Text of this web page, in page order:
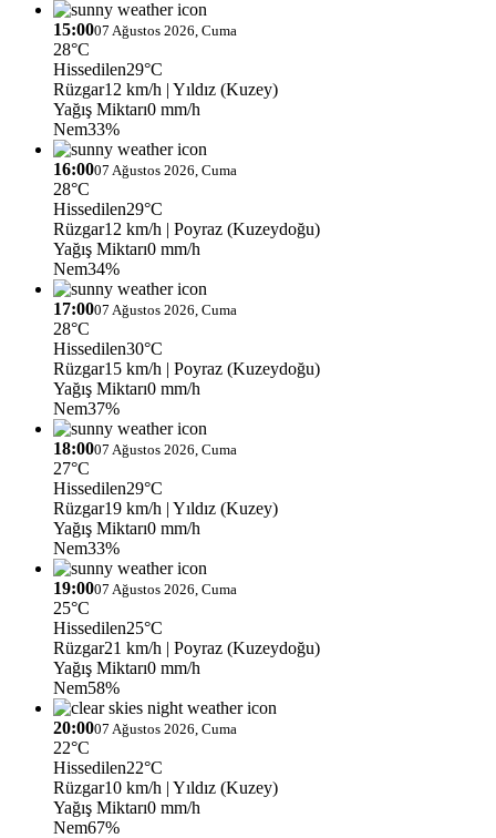
15:0007 Ağustos 2026, Cuma
28°C
Hissedilen29°C
Rüzgar12 km/h | Yıldız (Kuzey)
Yağış Miktarı0 mm/h
Nem33%
16:0007 Ağustos 2026, Cuma
28°C
Hissedilen29°C
Rüzgar12 km/h | Poyraz (Kuzeydoğu)
Yağış Miktarı0 mm/h
Nem34%
17:0007 Ağustos 2026, Cuma
28°C
Hissedilen30°C
Rüzgar15 km/h | Poyraz (Kuzeydoğu)
Yağış Miktarı0 mm/h
Nem37%
18:0007 Ağustos 2026, Cuma
27°C
Hissedilen29°C
Rüzgar19 km/h | Yıldız (Kuzey)
Yağış Miktarı0 mm/h
Nem33%
19:0007 Ağustos 2026, Cuma
25°C
Hissedilen25°C
Rüzgar21 km/h | Poyraz (Kuzeydoğu)
Yağış Miktarı0 mm/h
Nem58%
20:0007 Ağustos 2026, Cuma
22°C
Hissedilen22°C
Rüzgar10 km/h | Yıldız (Kuzey)
Yağış Miktarı0 mm/h
Nem67%